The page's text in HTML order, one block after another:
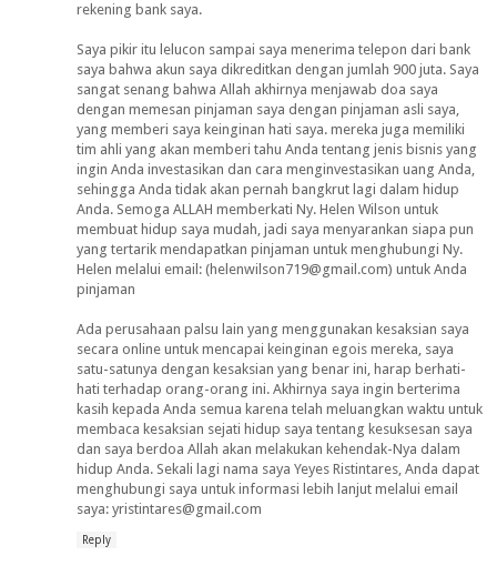
rekening bank saya.
Saya pikir itu lelucon sampai saya menerima telepon dari bank
saya bahwa akun saya dikreditkan dengan jumlah 900 juta. Saya
sangat senang bahwa Allah akhirnya menjawab doa saya
dengan memesan pinjaman saya dengan pinjaman asli saya,
yang memberi saya keinginan hati saya. mereka juga memiliki
tim ahli yang akan memberi tahu Anda tentang jenis bisnis yang
ingin Anda investasikan dan cara menginvestasikan uang Anda,
sehingga Anda tidak akan pernah bangkrut lagi dalam hidup
Anda. Semoga ALLAH memberkati Ny. Helen Wilson untuk
membuat hidup saya mudah, jadi saya menyarankan siapa pun
yang tertarik mendapatkan pinjaman untuk menghubungi Ny.
Helen melalui email: (helenwilson719@gmail.com) untuk Anda
pinjaman
Ada perusahaan palsu lain yang menggunakan kesaksian saya
secara online untuk mencapai keinginan egois mereka, saya
satu-satunya dengan kesaksian yang benar ini, harap berhati-
hati terhadap orang-orang ini. Akhirnya saya ingin berterima
kasih kepada Anda semua karena telah meluangkan waktu untuk
membaca kesaksian sejati hidup saya tentang kesuksesan saya
dan saya berdoa Allah akan melakukan kehendak-Nya dalam
hidup Anda. Sekali lagi nama saya Yeyes Ristintares, Anda dapat
menghubungi saya untuk informasi lebih lanjut melalui email
saya: yristintares@gmail.com
Reply